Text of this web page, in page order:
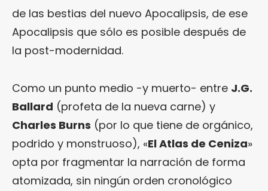
de las bestias del nuevo Apocalipsis, de ese
Apocalipsis que sólo es posible después de
la post-modernidad.
Como un punto medio -y muerto- entre J.G.
Ballard (profeta de la nueva carne) y
Charles Burns (por lo que tiene de orgánico,
podrido y monstruoso), «El Atlas de Ceniza»
opta por fragmentar la narración de forma
atomizada, sin ningún orden cronológico